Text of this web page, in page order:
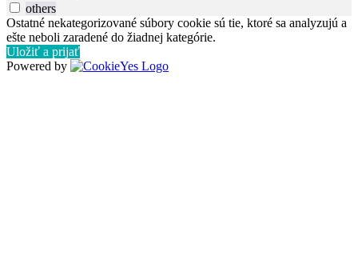
others
Ostatné nekategorizované súbory cookie sú tie, ktoré sa analyzujú a
ešte neboli zaradené do žiadnej kategórie.
Uložiť a prijať
Powered by